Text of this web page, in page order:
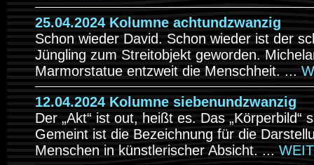
25.04.2024 Kolumne achtundzwanzig
Schon wieder David. Schon wieder ist der
Jüngling zum Streitobjekt geworden.
Marmorstatue entzweit die Menschheit. ...
12.04.2024 Kolumne siebenundzwanzig
Der „Akt“ ist out, heißt es. Das „Körperbild“
Gemeint ist die Bezeichnung für die
Menschen in künstlerischer Absicht. ...